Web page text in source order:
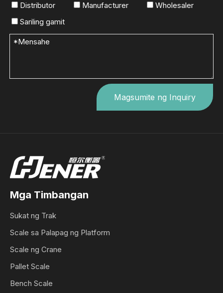
Distributor
Manufacturer
Wholesaler
Sariling gamit
Magsumite ng Inquiry
Mga Timbangan
Sukat ng Trak
Scale sa Palapag ng Platform
Scale ng Crane
Pallet Scale
Bench Scale